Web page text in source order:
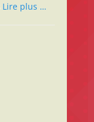
Lire plus …